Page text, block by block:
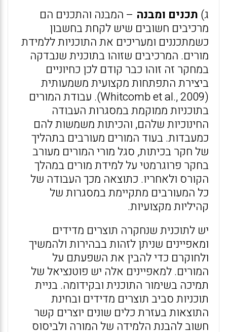
ג) תכנים ומבנה – המבנה והתכנים הם
מרכיבים חשובים שיש לקחת בחשבון
כשמתכננים ומעריכים את התוכניות ללמידת
מורים. המרכיבים שזוהו בתוכנית שנבדקה
במחקר זה זוהו כבר קודם לכן כחיוניים
ביצירת התפתחות מקצועית משמעותית
(Whitcomb et al., 2009). עבודת המורים
בתוכניות ממוקמת במסגרות העבודה
החינוכיות שלהם, והכיתות משמשות להם
כמעבדות. בעוד המורים מעורבים בתהליך
של חקר בכיתות, סגל מורי המורים מעורב
בחקר פרוגרמטי על למידת מורים במהלך
הקורס ולאחריו. כתוצאה מכך העבודה של
כל המעורבים מתקיימת במסגרות של
קהיליות מקצועיות.
יש לתוכנית שנחקרה תוצרים מדידים
ומאפיינים שניתן לזהות בבהירות ולהמשיך
ולחוקרם כדי להבין את השפעתם על
המורים. למאפיינים אלה יש פוטנציאל של
תמיכה בשימור התוכנית ובקידומה. בניית
תוכניות סביב תוצרים מדידים ובחינת
התוצאות בעזרת כלים שונים יוצרים קשר
חשוב להבנת הלמידה של המורה ולביסוס